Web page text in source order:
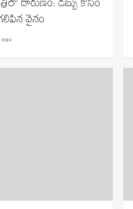
దారుణం: డబ్బు కోసం
వైనం